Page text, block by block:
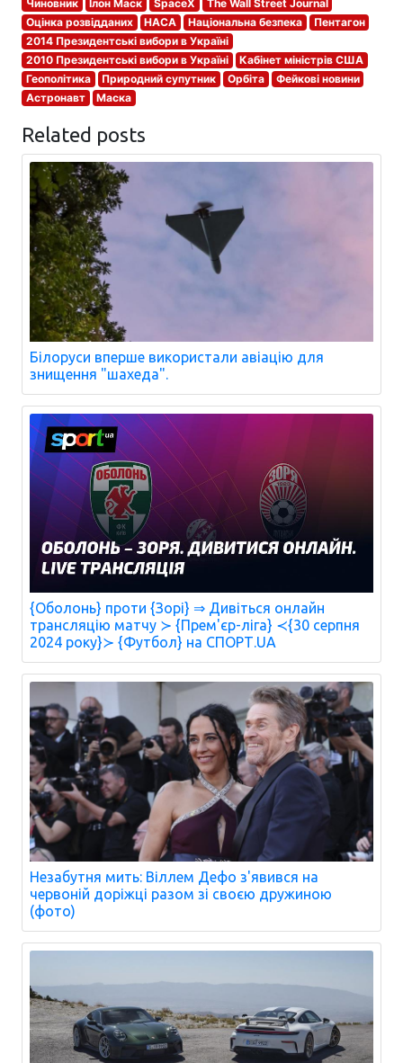
Чиновник Ілон Маск SpaceX
The Wall Street Journal
Оцінка розвідданих
НАСА Національна безпека
Пентагон
2014 Президентські вибори в Україні
2010 Президентські вибори в Україні
Кабінет міністрів США
Геополітика
Природний супутник Орбіта
Фейкові новини
Астронавт
Маска
Related posts
Білоруси вперше використали авіацію для
знищення "шахеда".
{Оболонь} проти {Зорі} ⇒ Дивіться онлайн
трансляцію матчу ≻ {Прем'єр-ліга} ≺{30 серпня
2024 року}≻ {Футбол} на СПОРТ.UA
Незабутня мить: Віллем Дефо з'явився на
червоній доріжці разом зі своєю дружиною
(фото)